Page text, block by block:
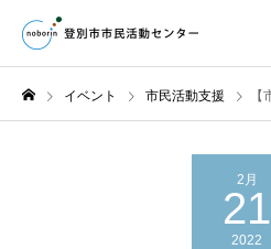
イベント 市民活動支援 【
2月
21
2022